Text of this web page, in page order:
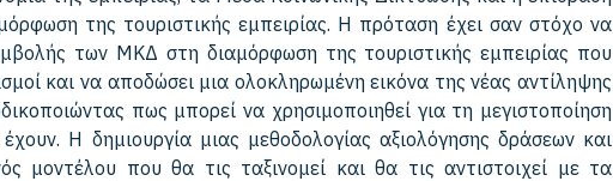
της τουριστικής εμπειρίας. Η πρόταση έχει σαν στόχο να
των ΜΚΔ στη διαμόρφωση της τουριστικής εμπειρίας που
και να αποδώσει μια ολοκληρωμένη εικόνα της νέας αντίληψης
πως μπορεί να χρησιμοποιηθεί για τη μεγιστοποίηση
Η δημιουργία μιας μεθοδολογίας αξιολόγησης δράσεων και
μοντέλου που θα τις ταξινομεί και θα τις αντιστοιχεί με τα